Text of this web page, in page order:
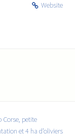
Website
Corse, petite
et 4 ha d’oliviers